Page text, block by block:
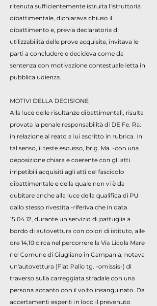
ritenuta sufficientemente istruita l'istruttoria
dibattimentale, dichiarava chiuso il
dibattimento e, previa declaratoria di
utilizzabilità delle prove acquisite, invitava le
parti a concludere e decideva come da
sentenza con motivazione contestuale letta in
pubblica udienza.
MOTIVI DELLA DECISIONE
Alla luce delle risultanze dibattimentali, risulta
provata la penale responsabilità di DE Fe. Ra.
in relazione al reato a lui ascritto in rubrica. In
tal senso, il teste escusso, brig. Ma. -con una
deposizione chiara e coerente con gli atti
irripetibili acquisiti agli atti del fascicolo
dibattimentale e della quale non vi è da
dubitare anche alla luce della qualifica di PU
dallo stesso rivestita -riferiva che in data
15.04.12, durante un servizio di pattuglia a
bordo di autovettura con colori di istituto, alle
ore 14,10 circa nel percorrere la Via Licola Mare
nel Comune di Giugliano in Campania, notava
un'autovettura (Fiat Palio tg. -omissis-) di
traverso sulla carreggiata stradale con una
persona accanto con il volto insanguinato. Da
accertamenti esperiti in loco il prevenuto